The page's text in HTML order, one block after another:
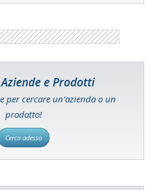
e Prodotti
per cercare un'azienda o un
prodotto!
Cerca adesso